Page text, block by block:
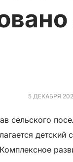
5 ДЕКАБРЯ
сельского